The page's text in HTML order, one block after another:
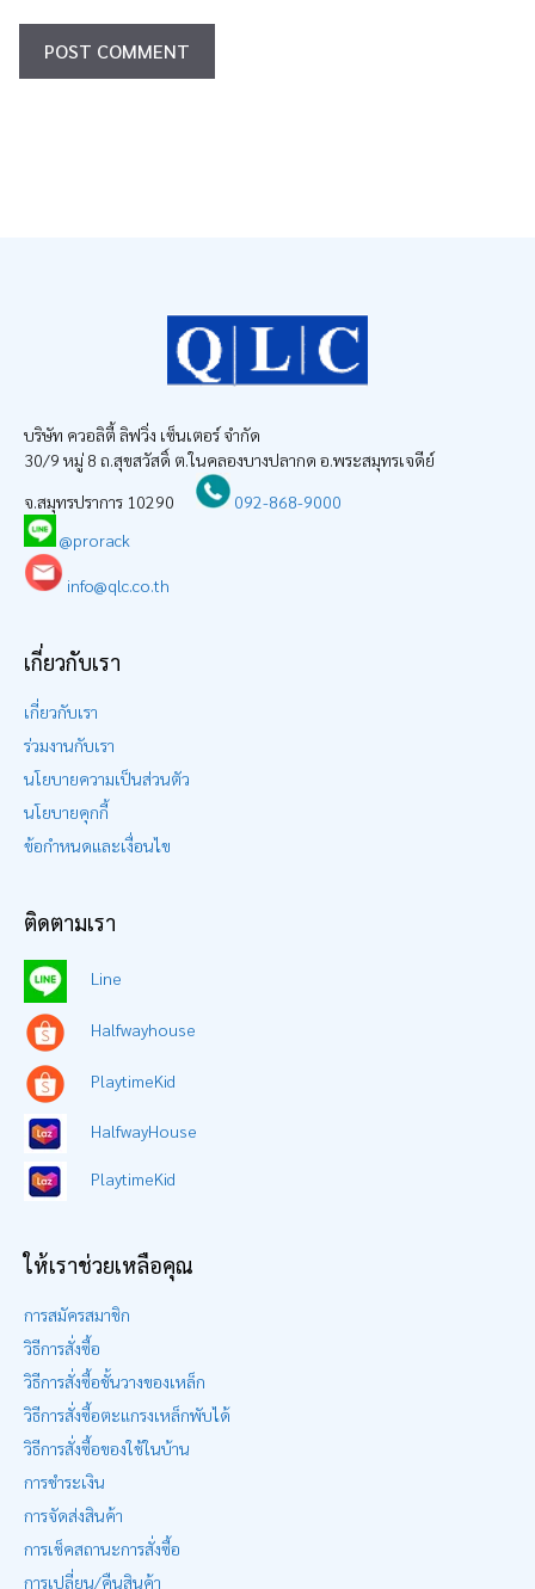
บริษัท ควอลิตี้ ลิฟวิ่ง เซ็นเตอร์ จำกัด
30/9 หมู่ 8 ถ.สุขสวัสดิ์ ต.ในคลองบางปลากด อ.พระสมุทรเจดีย์
จ.สมุทรปราการ 10290
092-868-9000
@prorack
info@qlc.co.th
เกี่ยวกับเรา
เกี่ยวกับเรา
ร่วมงานกับเรา
นโยบายความเป็นส่วนตัว
นโยบายคุกกี้
ข้อกำหนดและเงื่อนไข
ติดตามเรา
Line
Halfwayhouse
PlaytimeKid
HalfwayHouse
PlaytimeKid
ให้เราช่วยเหลือคุณ
การสมัครสมาชิก
วิธีการสั่งซื้อ
วิธีการสั่งซื้อชั้นวางของเหล็ก
วิธีการสั่งซื้อตะแกรงเหล็กพับได้
วิธีการสั่งซื้อของใช้ในบ้าน
การชำระเงิน
การจัดส่งสินค้า
การเช็คสถานะการสั่งซื้อ
การเปลี่ยน/คืนสินค้า